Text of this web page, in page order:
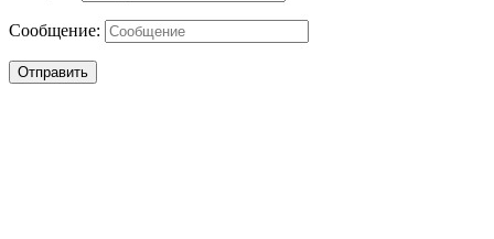
Сообщение:
Отправить